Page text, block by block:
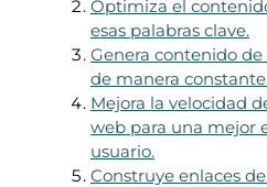
Optimiza el
esas palabras clave.
Genera contenido
de manera
Mejora la velocidad
web para una mejor
usuario.
Construye enlaces